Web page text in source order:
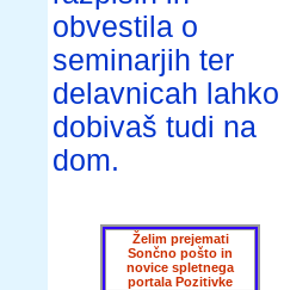
obvestila o
seminarjih ter
delavnicah lahko
dobivaš tudi na
dom.
Želim prejemati
Sončno pošto in
novice spletnega
portala Pozitivke